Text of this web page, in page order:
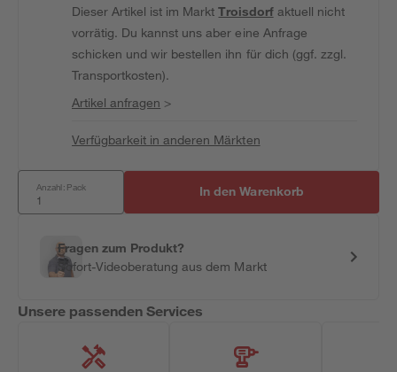
Dieser Artikel ist im MarktTroisdorfaktuell nicht
vorrätig. Du kannst uns aber eine Anfrage
schicken und wir bestellen ihn für dich (ggf. zzgl.
Transportkosten).
Artikel anfragen >
Verfügbarkeit in anderen Märkten
Anzahl: Pack In den Warenkorb
Fragen zum Produkt?
Sofort-Videoberatung aus dem Markt
Unsere passenden Services